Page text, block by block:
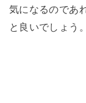
気になるのであ
と良いでしょう。